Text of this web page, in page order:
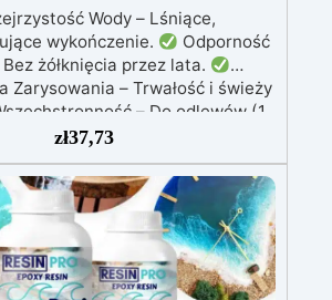
Wody – Lśniące,
wykończenie.
Odporność
Bez żółknięcia przez lata.
Zarysowania – Trwałość i świeży
– Do odlewów (1
powłok, biżuterii, stołów i dzieł
Użycia – Niska lepkość, brak
powietrza.
Profesjonalne
Idealna do hobbystycznych i
projektów.
zł37,73